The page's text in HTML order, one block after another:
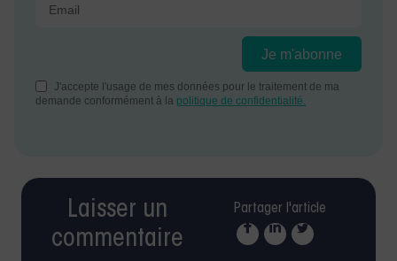
Laisser un
commentaire
Partager l'article